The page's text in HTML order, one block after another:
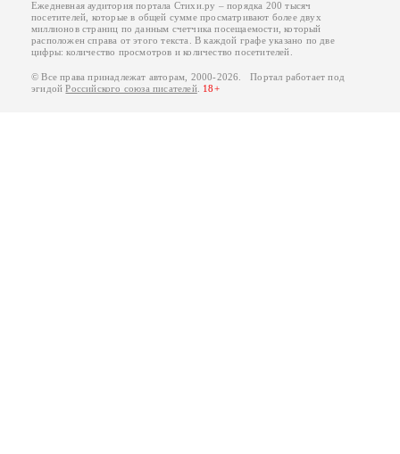
Ежедневная аудитория портала Стихи.ру – порядка 200 тысяч
посетителей, которые в общей сумме просматривают более двух
миллионов страниц по данным счетчика посещаемости, который
расположен справа от этого текста. В каждой графе указано по две
цифры: количество просмотров и количество посетителей.
© Все права принадлежат авторам, 2000-2026. Портал работает под
эгидойРоссийского союза писателей. 18+